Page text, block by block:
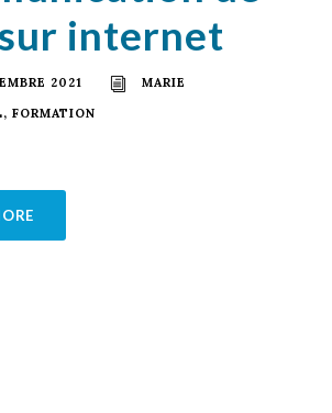
sur internet
2021
MARIE
, FORMATION